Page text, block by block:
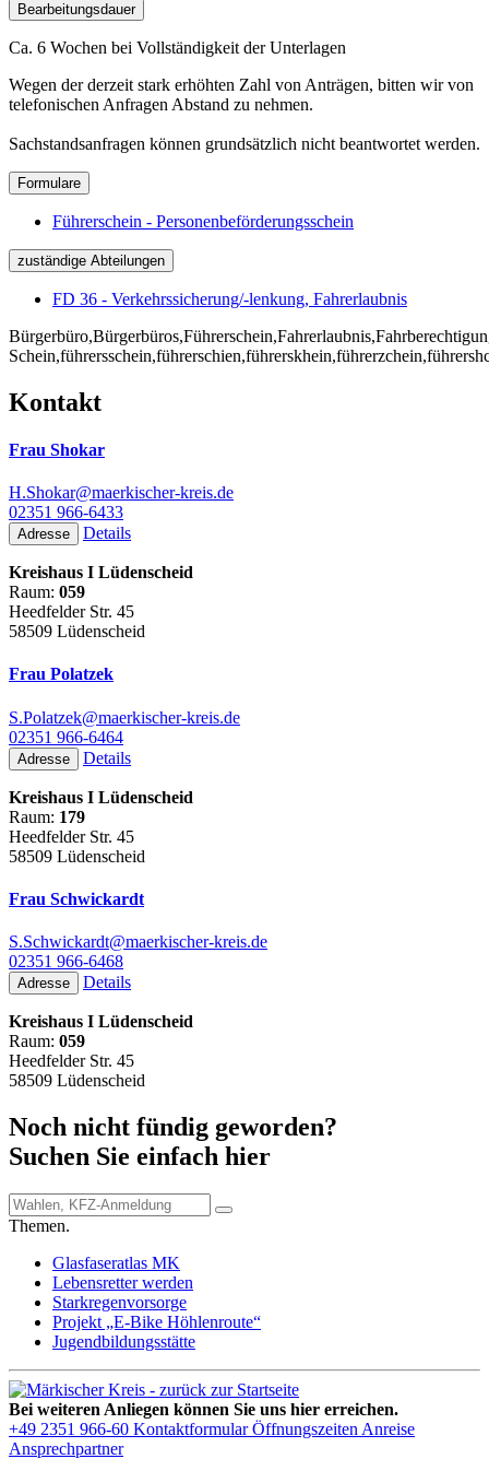
Bearbeitungsdauer
Ca. 6 Wochen bei Vollständigkeit der Unterlagen
Wegen der derzeit stark erhöhten Zahl von Anträgen, bitten wir von
telefonischen Anfragen Abstand zu nehmen.
Sachstandsanfragen können grundsätzlich nicht beantwortet werden.
Formulare
Führerschein - Personenbeförderungsschein
zuständige Abteilungen
FD 36 - Verkehrssicherung/-lenkung, Fahrerlaubnis
Kontakt
Frau Shokar
H.Shokar@maerkischer-kreis.de
02351 966-6433
Adresse Details
Kreishaus I Lüdenscheid
Raum: 059
Heedfelder Str. 45
58509 Lüdenscheid
Frau Polatzek
S.Polatzek@maerkischer-kreis.de
02351 966-6464
Adresse Details
Kreishaus I Lüdenscheid
Raum: 179
Heedfelder Str. 45
58509 Lüdenscheid
Frau Schwickardt
S.Schwickardt@maerkischer-kreis.de
02351 966-6468
Adresse Details
Kreishaus I Lüdenscheid
Raum: 059
Heedfelder Str. 45
58509 Lüdenscheid
Noch nicht fündig geworden?
Suchen Sie einfach hier
Themen.
Glasfaseratlas MK
Lebensretter werden
Starkregenvorsorge
Projekt „E-Bike Höhlenroute“
Jugendbildungsstätte
Bei weiteren Anliegen können Sie uns hier erreichen.
+49 2351 966-60 Kontaktformular Öffnungszeiten Anreise
Ansprechpartner